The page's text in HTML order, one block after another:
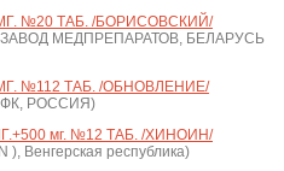
№20 ТАБ. /БОРИСОВСКИЙ/
МЕДПРЕПАРАТОВ, БЕЛАРУСЬ
№112 ТАБ. /ОБНОВЛЕНИЕ/
РОССИЯ)
мг. №12 ТАБ. /ХИНОИН/
), Венгерская республика)